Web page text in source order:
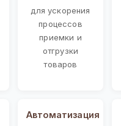
для ускорения
процессов
приемки и
отгрузки
товаров
Автоматизация